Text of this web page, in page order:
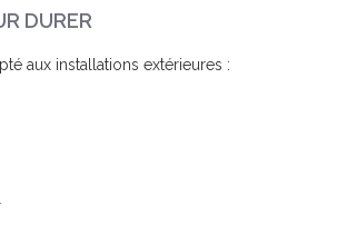
DURER
aux installations extérieures :